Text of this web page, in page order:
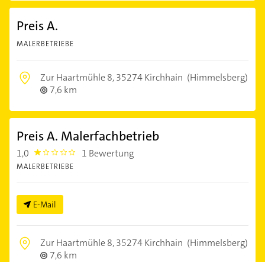
Preis A.
MALERBETRIEBE
Zur Haartmühle 8,35274 Kirchhain (Himmelsberg)
7,6 km
Preis A. Malerfachbetrieb
1,0 1.0 1 Bewertung
MALERBETRIEBE
E-Mail
Zur Haartmühle 8,35274 Kirchhain (Himmelsberg)
7,6 km